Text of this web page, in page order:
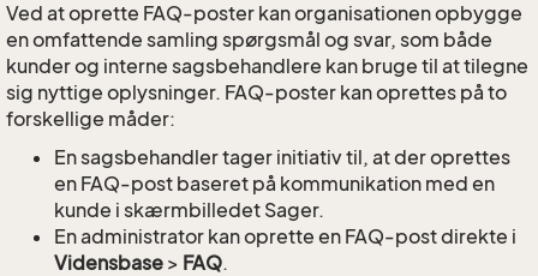
Ved at oprette FAQ-poster kan organisationen opbygge
en omfattende samling spørgsmål og svar, som både
kunder og interne sagsbehandlere kan bruge til at tilegne
sig nyttige oplysninger. FAQ-poster kan oprettes på to
forskellige måder:
En sagsbehandler tager initiativ til, at der oprettes
en FAQ-post baseret på kommunikation med en
kunde i skærmbilledet Sager.
En administrator kan oprette en FAQ-post direkte i
Vidensbase > FAQ.